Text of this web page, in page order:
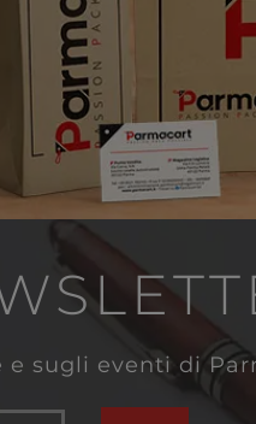
e sugli eventi di